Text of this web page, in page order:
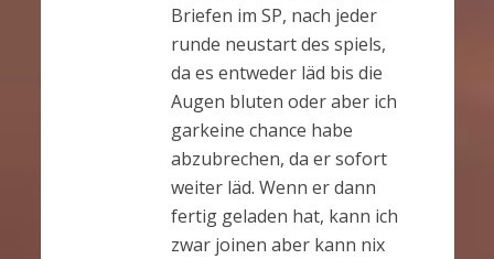
Briefen im SP, nach jeder
runde neustart des spiels,
da es entweder läd bis die
Augen bluten oder aber ich
garkeine chance habe
abzubrechen, da er sofort
weiter läd. Wenn er dann
fertig geladen hat, kann ich
zwar joinen aber kann nix